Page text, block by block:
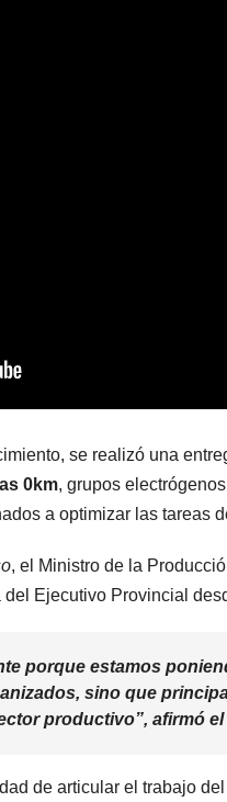
se realizó una
0km, grupos
a optimizar las tareas
, el Ministro de la
Ejecutivo Provincial
porque estamos
sino que
productivo”, afirmó
de articular el trabajo